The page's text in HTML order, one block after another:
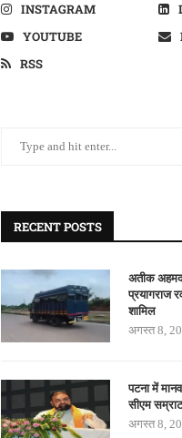
INSTAGRAM
YOUTUBE
RSS
RECENT POSTS
अतीक
प्रयागराज
शामिल
अगस्त 8,
पटना में
सीएम
अगस्त 8,